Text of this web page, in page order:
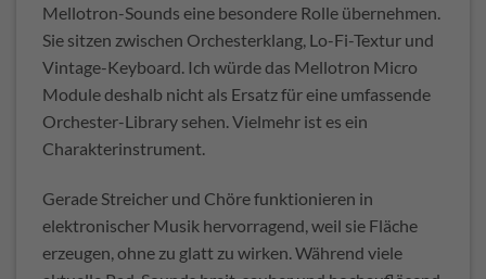
Mellotron-Sounds eine besondere Rolle übernehmen.
Sie sitzen zwischen Orchesterklang, Lo-Fi-Textur und
Vintage-Keyboard. Ich würde das Mellotron Micro
Module deshalb nicht als Ersatz für eine umfassende
Orchester-Library sehen. Vielmehr ist es ein
Charakterinstrument.
Gerade Streicher und Chöre funktionieren in
elektronischer Musik hervorragend, weil sie Fläche
erzeugen, ohne zu glatt zu wirken. Während viele